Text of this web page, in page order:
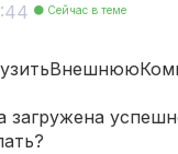
Сейчас в теме
загружена